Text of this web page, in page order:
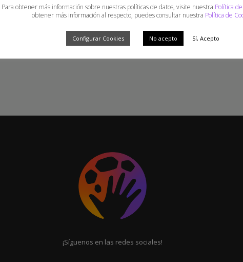
¡Síguenos en las redes sociales!
Para obtener más información sobre nuestras políticas de datos, visite nuestra Política
obtener más información al respecto, puedes consultar nuestra Política de
Configurar Cookies No acepto Sí, Acepto